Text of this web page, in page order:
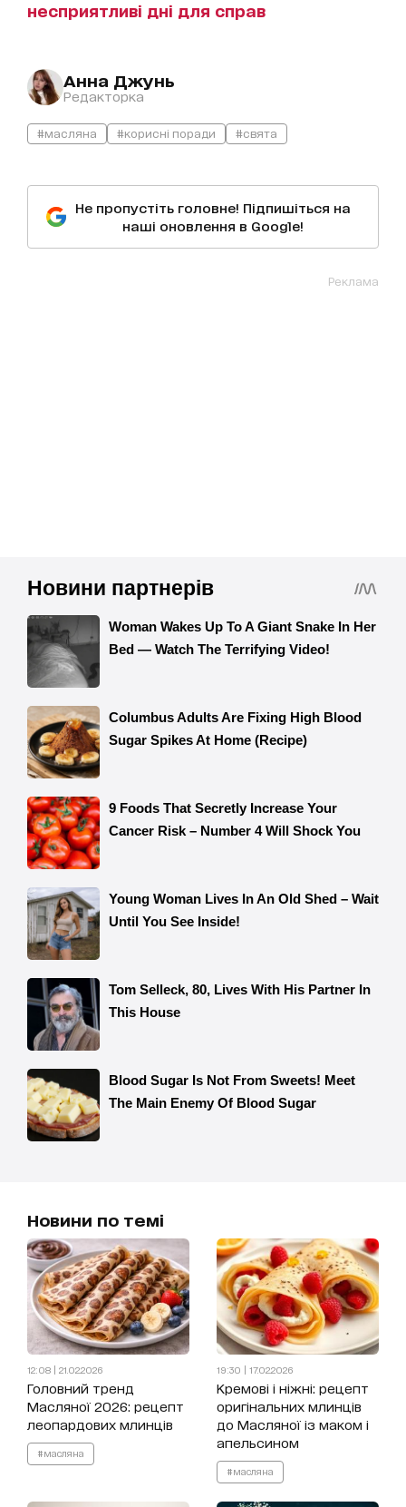
несприятливі дні для справ
Анна Джунь
Редакторка
#масляна #корисні поради #свята
Не пропустіть головне! Підпишіться на
наші оновлення в Google!
Реклама
Новини по темі
12:08 | 21.02.2026
Головний тренд
Масляної 2026: рецепт
леопардових млинців
#масляна
19:30 | 17.02.2026
Кремові і ніжні: рецепт
оригінальних млинців
до Масляної із маком і
апельсином
#масляна